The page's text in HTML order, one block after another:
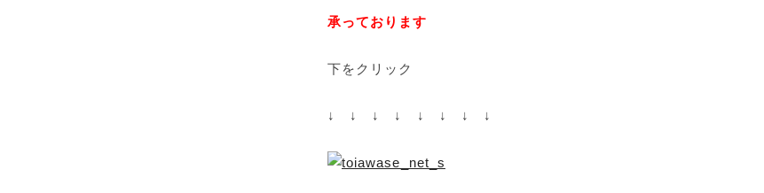
承っております
下をクリック
↓ ↓ ↓ ↓ ↓ ↓ ↓ ↓